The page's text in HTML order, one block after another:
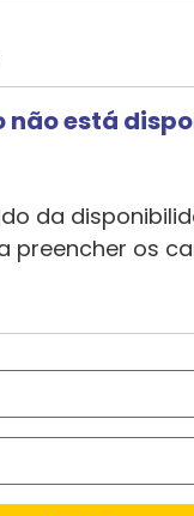
não está
da
preencher os